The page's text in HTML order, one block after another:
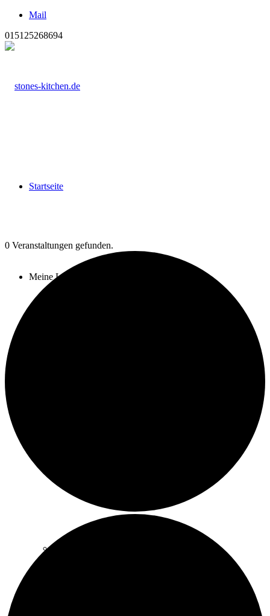
Mail
015125268694
Startseite
Meine Leistungen
0 Veranstaltungen gefunden.